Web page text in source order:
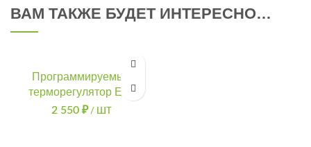
ВАМ ТАКЖЕ БУДЕТ ИНТЕРЕСНО…
Программируемый
терморегулятор E51
2 550 ₽ / ШТ